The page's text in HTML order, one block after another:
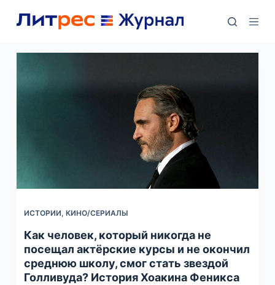
П
т
ИСТОРИИ, КИНО/СЕРИАЛЫ
Как человек, который никогда не
посещал актёрские курсы и не окончил
среднюю школу, смог стать звездой
Голливуда? История Хоакина Феникса